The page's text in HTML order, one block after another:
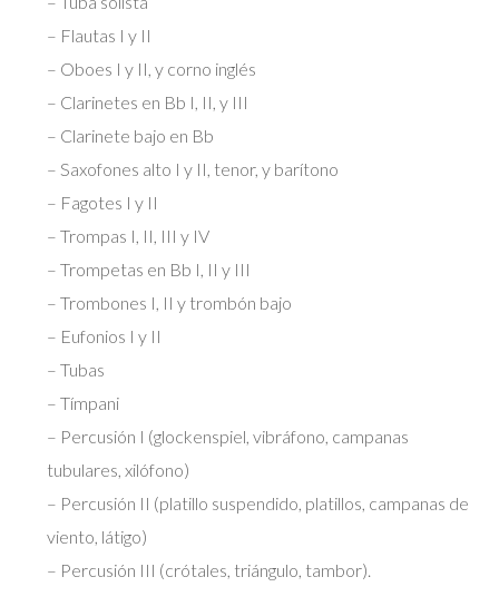
– Flautas I y II
– Oboes I y II, y corno inglés
– Clarinetes en Bb I, II, y III
– Clarinete bajo en Bb
– Saxofones alto I y II, tenor, y barítono
– Fagotes I y II
– Trompas I, II, III y IV
– Trompetas en Bb I, II y III
– Trombones I, II y trombón bajo
– Eufonios I y II
– Tubas
– Tímpani
– Percusión I (glockenspiel, vibráfono, campanas
tubulares, xilófono)
– Percusión II (platillo suspendido, platillos, campanas de
viento, látigo)
– Percusión III (crótales, triángulo, tambor).